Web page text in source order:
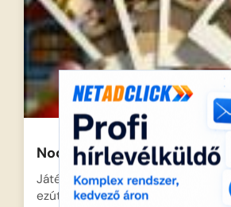
Noddy és a vicces képek
Játékvárosban mindig zajlik az
ezúttal is egy…